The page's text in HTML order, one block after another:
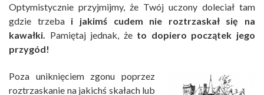
Optymistycznie przyjmijmy, że Twój uczony doleciał tam
gdzie trzebai jakimś cudem nie roztrzaskał się na
kawałki.
Pamiętaj jednak, że to dopiero początek jego
przygód!
Poza uniknięciem zgonu poprzez
roztrzaskanie na jakichś skałach lub